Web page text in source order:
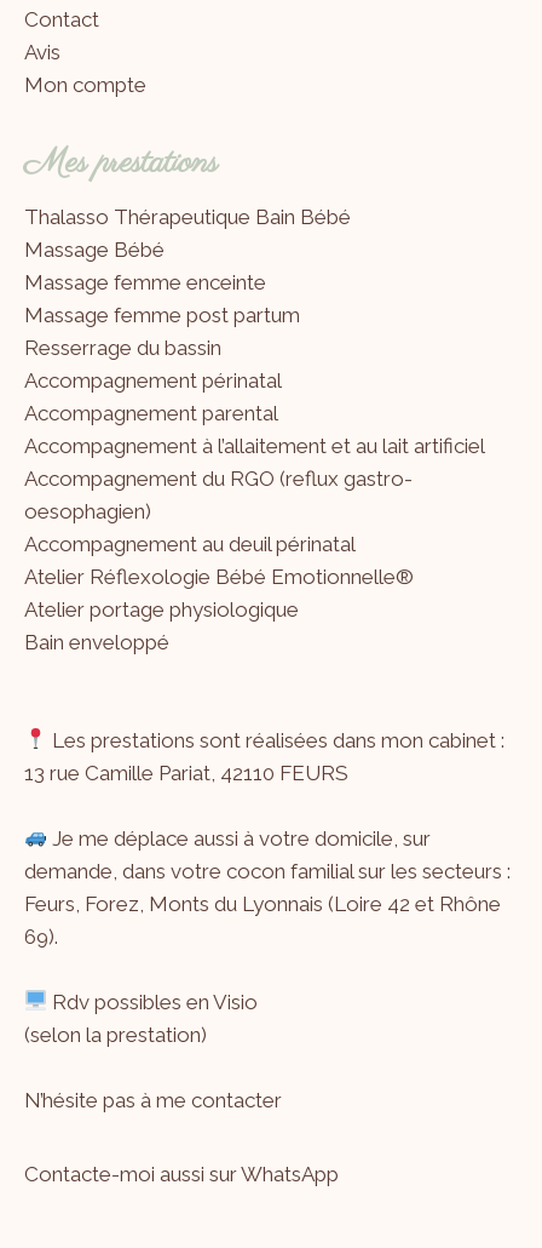
Contact
Avis
Mon compte
Mes prestations
Thalasso Thérapeutique Bain Bébé
Massage Bébé
Massage femme enceinte
Massage femme post partum
Resserrage du bassin
Accompagnement périnatal
Accompagnement parental
Accompagnement à l’allaitement et au lait artificiel
Accompagnement du RGO (reflux gastro-
oesophagien)
Accompagnement au deuil périnatal
Atelier Réflexologie Bébé Emotionnelle®
Atelier portage physiologique
Bain enveloppé
Les prestations sont réalisées dans mon cabinet :
13 rue Camille Pariat, 42110 FEURS
Je me déplace aussi à votre domicile, sur
demande, dans votre cocon familial sur les secteurs :
Feurs, Forez, Monts du Lyonnais (Loire 42 et Rhône
69).
Rdv possibles en Visio
(selon la prestation)
N’hésite pas à me contacter
Contacte-moi aussi sur WhatsApp